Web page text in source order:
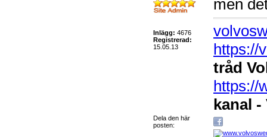
Inlägg: 4676
Registrerad:
15.05.13
men
https://
tråd
https://
kanal
Dela den här
posten: